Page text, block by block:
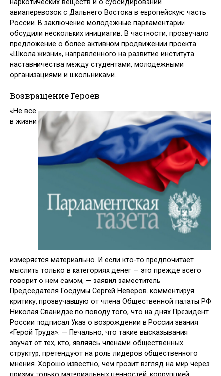
наркотических веществ и о субсидировании
авиаперевозок с Дальнего Востока в европейскую часть
России. В заключение молодежные пар­ламентарии
обсудили нескольких инициатив. В частности, прозвучало
предложение о более активном продвижении проекта
«Школа жизни», направленного на развитие института
наставничества между студента­ми, молодежными
организациями и школьниками.
Возвращение Героев
«Не все
в жизни
измеряется материально. И если кто-то предпочитает
мыслить только в категориях денег — это прежде всего
говорит о нем самом, — заявил заместитель
Председателя Госдумы Сергей Неверов, комментируя
критику, прозвучавшую от члена Общественной палаты РФ
Николая Сванидзе по поводу того, что на днях Президент
России подписал Указ о возрождении в России звания
«Герой Труда». — Печально, что такие высказывания
звучат от тех, кто, являясь членами общественных
структур, претендуют на роль лидеров общественного
мнения. Хорошо известно, чем грозит взгляд на мир через
призму только материальных ценностей: коррупцией,